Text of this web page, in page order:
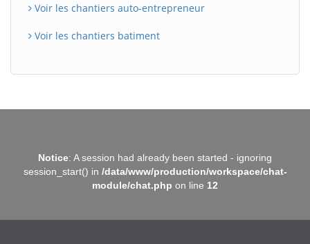
Voir les chantiers auto-entrepreneur
Voir les chantiers batiment
Notice: A session had already been started - ignoring
session_start() in /data/www/production/workspace/chat-
module/chat.php on line 12
B
Assistant en ligne